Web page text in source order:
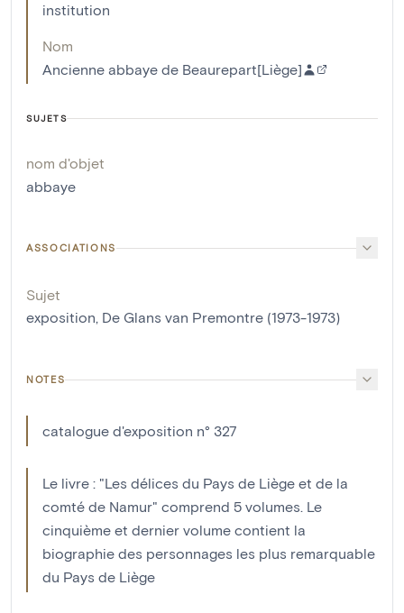
institution
Nom
Ancienne abbaye de Beaurepart[Liège]
SUJETS
nom d'objet
abbaye
ASSOCIATIONS
Sujet
exposition, De Glans van Premontre (1973-1973)
NOTES
catalogue d'exposition n° 327
Le livre : "Les délices du Pays de Liège et de la
comté de Namur" comprend 5 volumes. Le
cinquième et dernier volume contient la
biographie des personnages les plus remarquable
du Pays de Liège